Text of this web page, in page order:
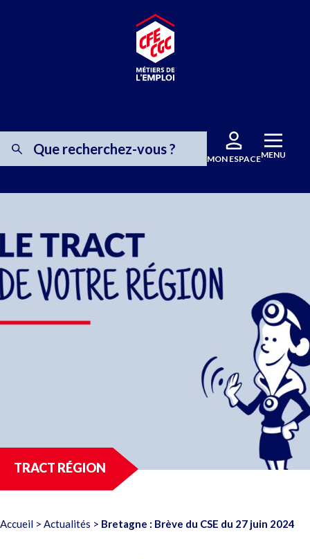
MON ESPACEMENU
TRACT RÉGION
Accueil > Actualités > Bretagne : Brève du CSE du 27 juin 2024